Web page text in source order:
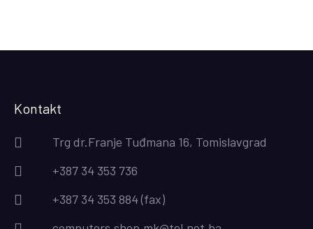
Kontakt
Trg dr.Franje Tuđmana 16, Tomislavgrad
+387 34 353 736
+387 34 353 884 (fax)